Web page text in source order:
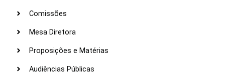
Comissões
Mesa Diretora
Proposições e Matérias
Audiências Públicas